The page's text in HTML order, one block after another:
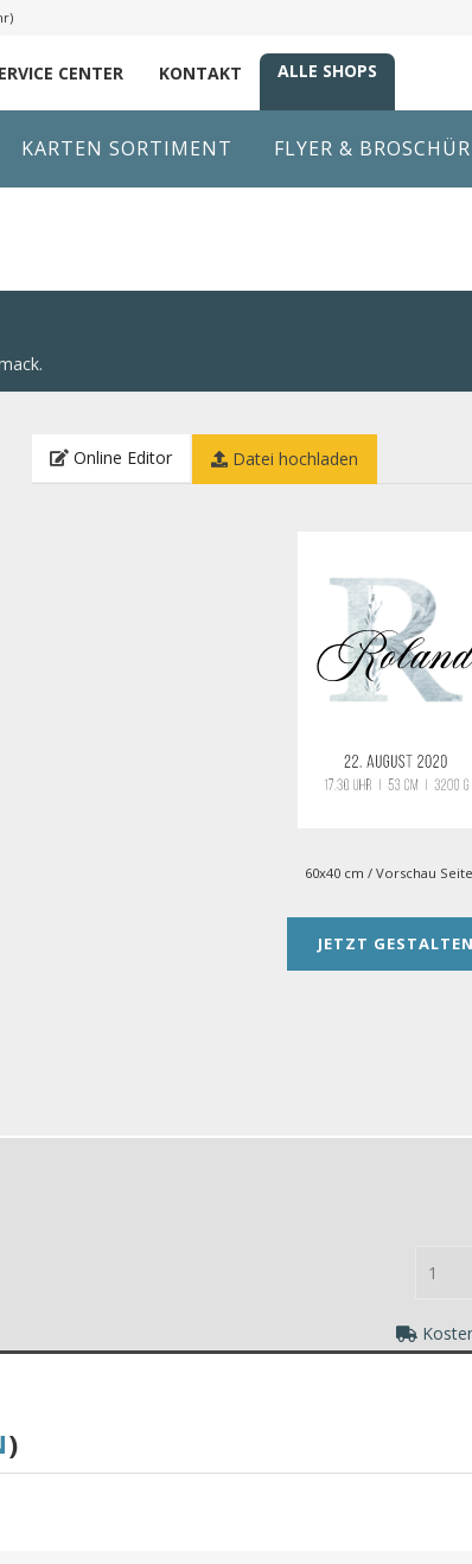
CENTER KONTAKT ALLE SHOPS
KARTEN SORTIMENT FLYER &
Online Editor Datei hochladen
60x40 cm / Vorschau
JETZT GESTALTEN
)